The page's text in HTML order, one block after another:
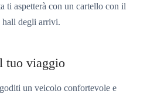
ti aspetterà con un cartello con il
hall degli arrivi.
tuo viaggio
un veicolo confortevole e